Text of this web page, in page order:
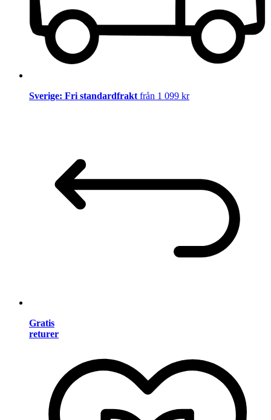
Sverige: Fri standardfrakt från 1 099 kr
Gratis
returer